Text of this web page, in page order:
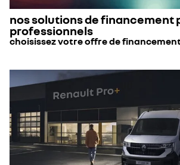
nos solutions de financement
professionnels
choisissez votre offre de